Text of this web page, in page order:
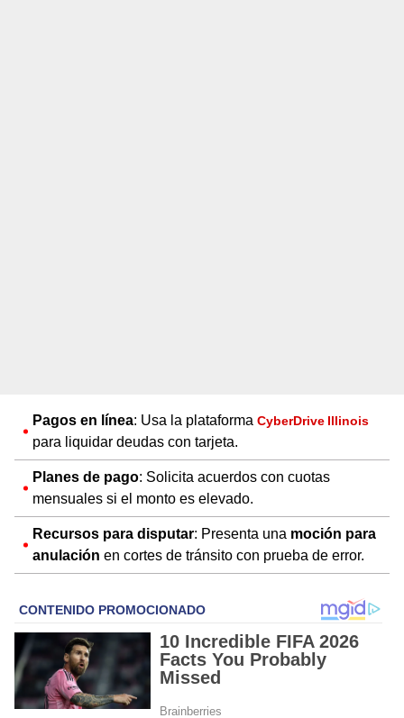
Pagos en línea: Usa la plataforma CyberDrive Illinois
para liquidar deudas con tarjeta.
Planes de pago: Solicita acuerdos con cuotas
mensuales si el monto es elevado.
Recursos para disputar: Presenta una moción para
anulación en cortes de tránsito con prueba de error.